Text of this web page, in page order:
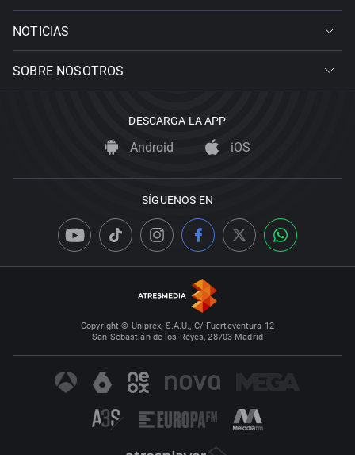
NOTICIAS
SOBRE NOSOTROS
DESCARGA LA APP
Android iOS
SÍGUENOS EN
Copyright © Uniprex, S.A.U., C/ Fuerteventura 12
San Sebastián de los Reyes, 28703 Madrid